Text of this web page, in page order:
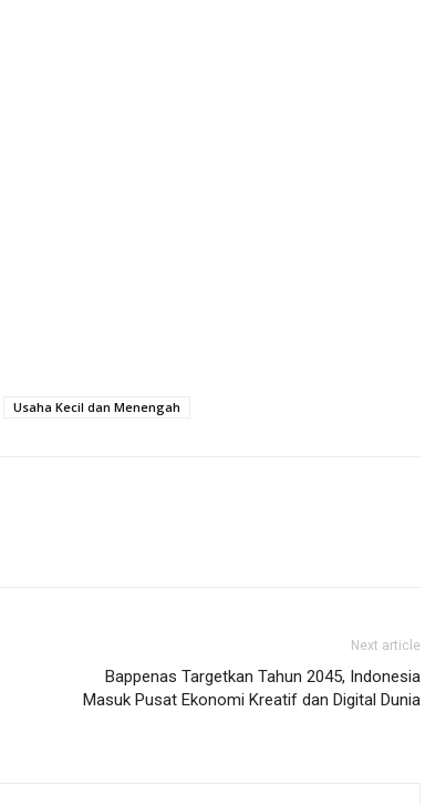
Usaha Kecil dan Menengah
Next article
Bappenas Targetkan Tahun 2045, Indonesia
Masuk Pusat Ekonomi Kreatif dan Digital Dunia